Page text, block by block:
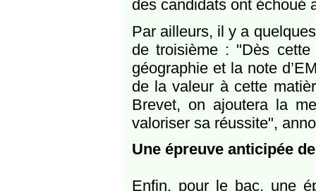
des candidats ont échoué
Par ailleurs, il y a
de troisième : "Dès cette
géographie et la note
de la valeur à cette
Brevet, on ajoutera la
valoriser sa réussite",
Une épreuve anticipée
Enfin, pour le bac, une